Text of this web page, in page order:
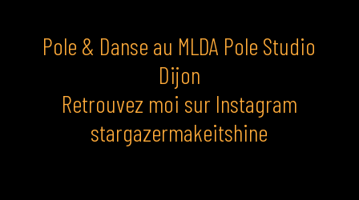
Pole & Danse au MLDA Pole Studio
Dijon
Retrouvez moi sur Instagram
stargazermakeitshine